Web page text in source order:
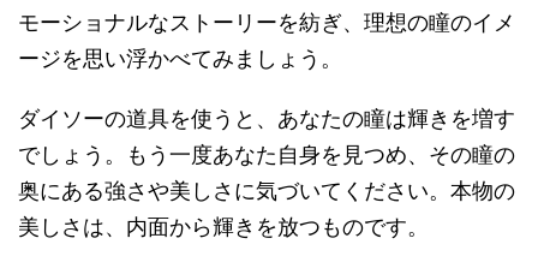
モーショナルなストーリーを紡ぎ、理想の瞳のイメ
ージを思い浮かべてみましょう。
ダイソーの道具を使うと、あなたの瞳は輝きを増す
でしょう。もう一度あなた自身を見つめ、その瞳の
奥にある強さや美しさに気づいてください。本物の
美しさは、内面から輝きを放つものです。